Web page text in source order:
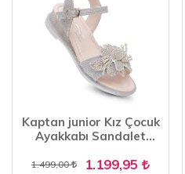
Kaptan junior Kız Çocuk
Ayakkabı Sandalet
1.499,00 1.199,95